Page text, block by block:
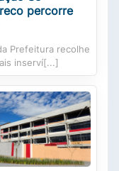
percorre
Prefeitura recolhe
inserví[...]